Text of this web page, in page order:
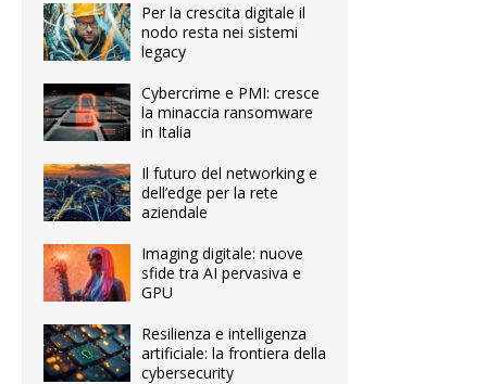
Per la crescita digitale il
nodo resta nei sistemi
legacy
Cybercrime e PMI: cresce
la minaccia ransomware
in Italia
Il futuro del networking e
dell’edge per la rete
aziendale
Imaging digitale: nuove
sfide tra AI pervasiva e
GPU
Resilienza e intelligenza
artificiale: la frontiera della
cybersecurity